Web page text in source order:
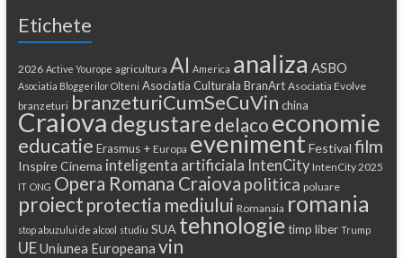
Etichete
2026 Active Yourope agricultura AI America analiza ASBO
Asociatia Bloggerilor Olteni Asociatia Culturala BranArt Asociatia Evolve
branzeturi branzeturiCumSeCuVin china
Craiova degustaredelaco economie
educatie Erasmus + Europa eveniment Festival film
Inspire Cinema inteligenta artificiala IntenCity IntenCity 2025
IT ONG Opera Romana Craiova politica poluare
proiect protectia mediului Romanaia romania
stop abuzului de alcool studiu SUA tehnologie timp liber Trump
UEUniunea Europeana vin